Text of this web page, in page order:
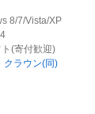
8/7/Vista/XP
(寄付歓迎)
クラウン(同)